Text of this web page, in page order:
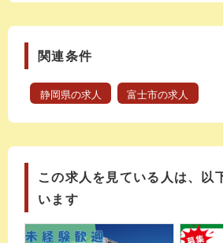
関連条件
静岡県の求人 富士市の求人
この求人を見ている人は、以
います